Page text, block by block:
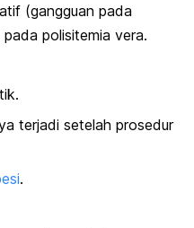
(gangguan pada
polisitemia vera.
terjadi setelah prosedur
.